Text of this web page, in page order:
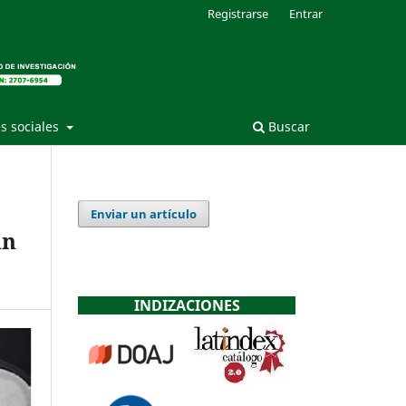
sociales Buscar
Registrarse Entrar
Enviar un artículo
INDIZACIONES